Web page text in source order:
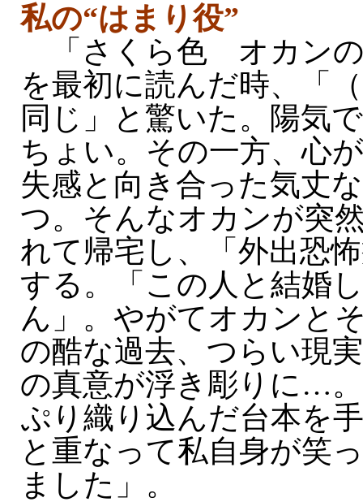
私の“はまり役”
「さくら色 オカンの
を最初に読んだ時、「
同じ」と驚いた。陽気
ちょい。その一方、心
失感と向き合った気丈
つ。そんなオカンが突
れて帰宅し、「外出恐
する。「この人と結婚
ん」。やがてオカンと
の酷な過去、つらい現
の真意が浮き彫りに…
ぷり織り込んだ台本を
と重なって私自身が笑
ました」。